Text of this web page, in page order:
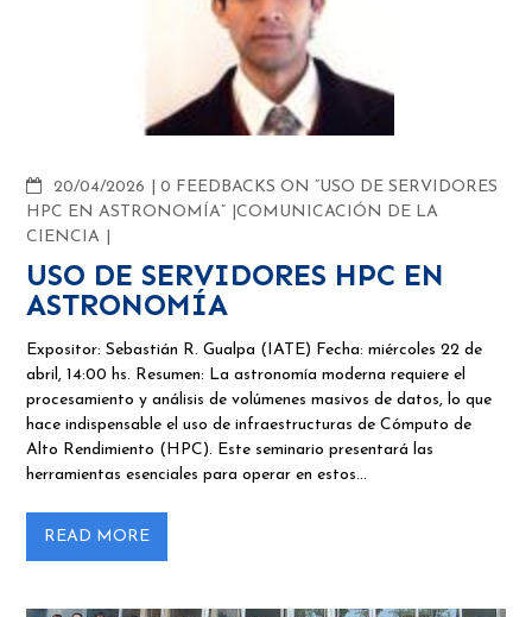
20/04/2026 COMMENTS
0 FEEDBACKS ON “USO DE SERVIDORES
HPC EN ASTRONOMÍA”
COMUNICACIÓN DE LA
CIENCIA
USO DE SERVIDORES HPC EN
ASTRONOMÍA
Expositor: Sebastián R. Gualpa (IATE) Fecha: miércoles 22 de
abril, 14:00 hs. Resumen: La astronomía moderna requiere el
procesamiento y análisis de volúmenes masivos de datos, lo que
hace indispensable el uso de infraestructuras de Cómputo de
Alto Rendimiento (HPC). Este seminario presentará las
herramientas esenciales para operar en estos…
READ MORE